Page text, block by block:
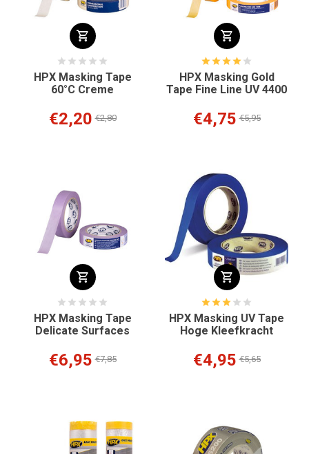
HPX Masking Tape
60°C Creme
€2,20 €2,80
HPX Masking Gold
Tape Fine Line UV 4400
€4,75 €5,95
HPX Masking Tape
Delicate Surfaces
€6,95 €7,85
HPX Masking UV Tape
Hoge Kleefkracht
€4,95 €5,65